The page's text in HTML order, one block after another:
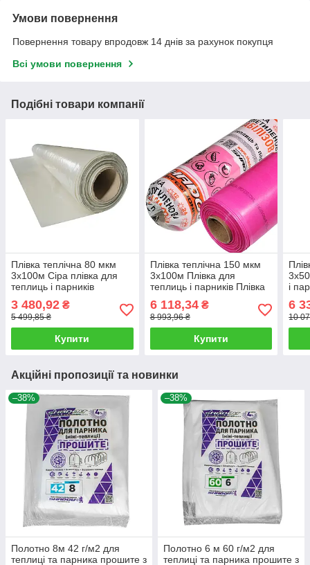
Умови повернення
Повернення товару впродовж 14 днів за рахунок покупця
Всі умови повернення
Подібні товари компанії
Плівка теплічна 80 мкм
3х100м Сіра плівка для
теплиць і парників
"Shadow"
3 480,92 ₴
5 499,85 ₴
Купити
Плівка теплічна 150 мкм
3х100м Плівка для
теплиць і парників Плівка
Плівка Shadow
6 118,34₴
8 993,96 ₴
Купити
і
6
10
Акційні пропозиції та новинки
–38%
Полотно 8м 42 г/м2 для
теплиці та парника прошите з
–38%
Полотно 6 м 60 г/м2 для
теплиці та парника прошите з